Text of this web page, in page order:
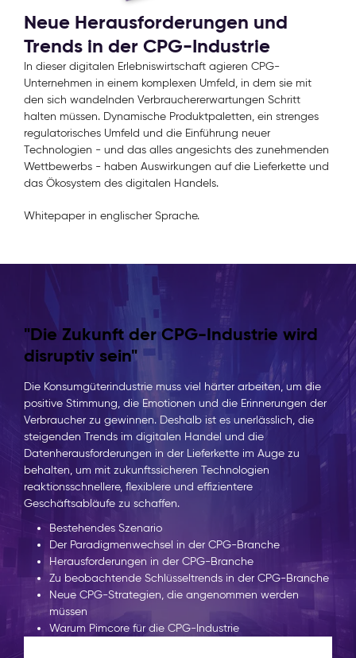
Neue Herausforderungen und
Trends in der CPG-Industrie
In dieser digitalen Erlebniswirtschaft agieren CPG-
Unternehmen in einem komplexen Umfeld, in dem sie mit
den sich wandelnden Verbrauchererwartungen Schritt
halten müssen. Dynamische Produktpaletten, ein strenges
regulatorisches Umfeld und die Einführung neuer
Technologien - und das alles angesichts des zunehmenden
Wettbewerbs - haben Auswirkungen auf die Lieferkette und
das Ökosystem des digitalen Handels.
Whitepaper in englischer Sprache.
"Die Zukunft der CPG-Industrie wird
disruptiv sein"
Die Konsumgüterindustrie muss viel härter arbeiten, um die
positive Stimmung, die Emotionen und die Erinnerungen der
Verbraucher zu gewinnen. Deshalb ist es unerlässlich, die
steigenden Trends im digitalen Handel und die
Datenherausforderungen in der Lieferkette im Auge zu
behalten, um mit zukunftssicheren Technologien
reaktionsschnellere, flexiblere und effizientere
Geschäftsabläufe zu schaffen.
Bestehendes Szenario
Der Paradigmenwechsel in der CPG-Branche
Herausforderungen in der CPG-Branche
Zu beobachtende Schlüsseltrends in der CPG-Branche
Neue CPG-Strategien, die angenommen werden
müssen
Warum Pimcore für die CPG-Industrie